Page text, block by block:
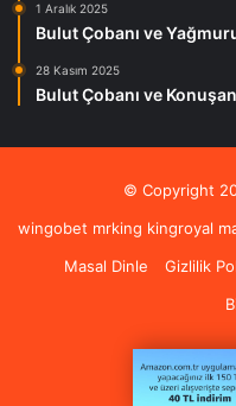
1 Aralık 2025
Bulut Çobanı ve
28 Kasım 2025
Bulut Çobanı ve
© Copyright
wingobet mrking kingroyal
Masal Dinle
Gizlilik